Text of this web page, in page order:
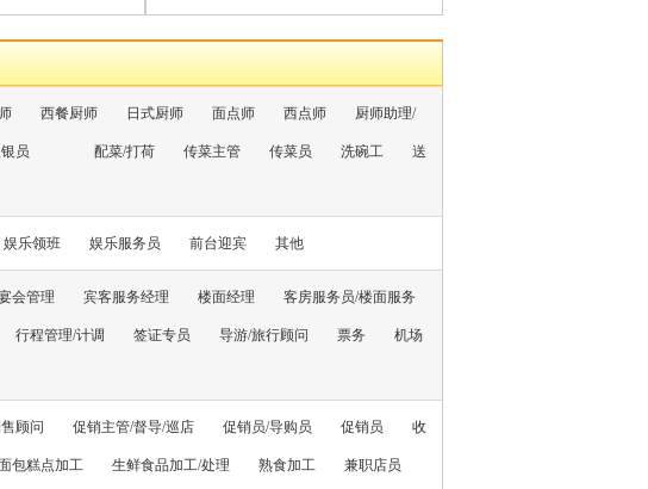
西餐厨师 日式厨师 面点师 西点师 厨师助理/
员 配菜/打荷 传菜主管 传菜员 洗碗工 送
娱乐领班 娱乐服务员 前台迎宾 其他
会管理 宾客服务经理 楼面经理 客房服务员/楼面服务
行程管理/计调 签证专员 导游/旅行顾问 票务 机场
顾问 促销主管/督导/巡店 促销员/导购员 促销员 收
包糕点加工 生鲜食品加工/处理 熟食加工 兼职店员